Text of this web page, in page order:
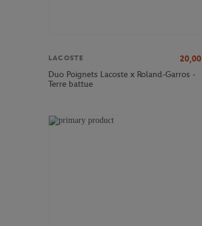
LACOSTE 20,00
Duo Poignets Lacoste x Roland-Garros -
Terre battue